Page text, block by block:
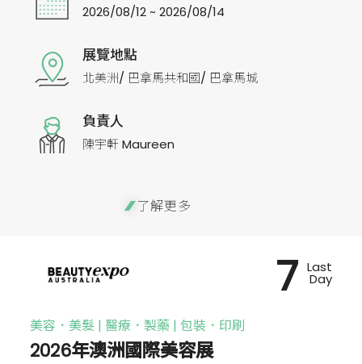
2026/08/12 ~ 2026/08/14
展覽地點
北美洲/ 巴拿馬共和國/ 巴拿馬城
負責人
陳宇軒 Maureen
了解更多
美容．美髮 | 醫療．製藥 | 包裝．印刷
2026年澳洲國際美容展
7 Last
Day